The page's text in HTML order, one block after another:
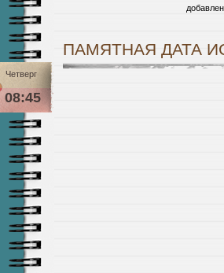
ПАМЯТНАЯ ДАТА
Четверг
08:45